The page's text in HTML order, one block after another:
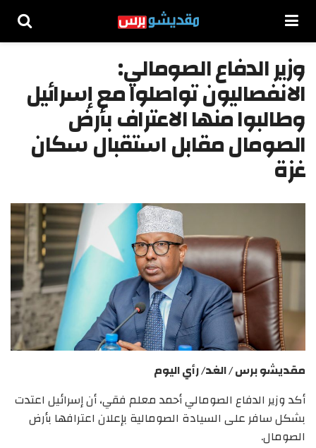
وزير الدفاع الصومالي:
الانفصاليون تواصلوا مع إسرائيل
وطالبوا منها الاعتراف بأرض
الصومال مقابل استقبال سكان
غزة
مقديشو برس / الغد/ رأي اليوم
أكد وزير الدفاع الصومالي أحمد معلم فقي، أن إسرائيل اعتدت
بشكل سافر على السيادة الصومالية بإعلان اعترافها بأرض
الصومال.